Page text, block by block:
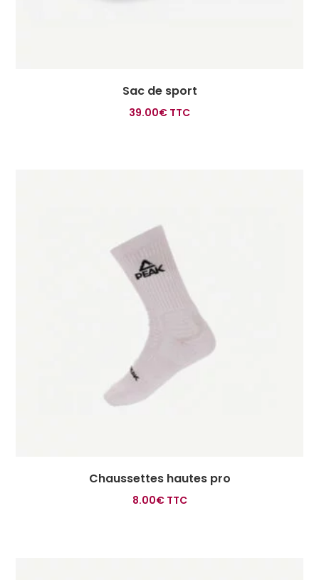
Sac de sport
39.00€ TTC
Chaussettes hautes pro
8.00€ TTC